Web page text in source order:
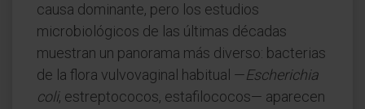
causa dominante, pero los estudios
microbiológicos de las últimas décadas
muestran un panorama más diverso: bacterias
de la flora vulvovaginal habitual —Escherichia
coli, estreptococos, estafilococos— aparecen